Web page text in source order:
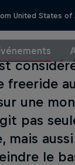
United States of
freeride
une
pas
mais
le